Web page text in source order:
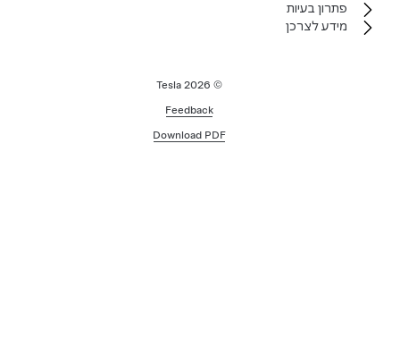
פתרון בעיות
מידע לצרכן
2026
Feedback
Download PDF